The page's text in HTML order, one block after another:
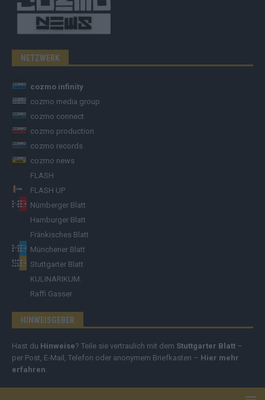
NETZWERK
cozmo infinity
cozmo media group
cozmo connect
cozmo production
cozmo records
cozmo news
FLASH
FLASH UP
Nürnberger Blatt
Hamburger Blatt
Fränkisches Blatt
Münchener Blatt
Stuttgarter Blatt
KULINARIKUM.
Raffi Gasser
HINWEISGEBER
Hast du Hinweise? Teile sie vertraulich mit dem Stuttgarter Blatt –
per Post, E-Mail, Telefon oder anonymem Briefkasten – Hier mehr
erfahren.